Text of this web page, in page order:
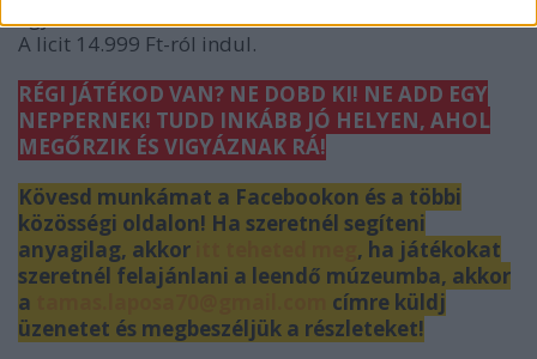
egy kis szerencsével.
A licit 14.999 Ft-ról indul.
RÉGI JÁTÉKOD VAN? NE DOBD KI! NE ADD EGY
NEPPERNEK! TUDD INKÁBB JÓ HELYEN, AHOL
MEGŐRZIK ÉS VIGYÁZNAK RÁ!
Kövesd munkámat a Facebookon és a többi
közösségi oldalon! Ha szeretnél segíteni
anyagilag, akkor
, ha játékokat
szeretnél felajánlani a leendő múzeumba, akkor
a
címre küldj
üzenetet és megbeszéljük a részleteket!